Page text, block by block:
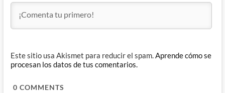
Este sitio usa Akismet para reducir el spam.Aprende cómo se
procesan los datos de tus comentarios.
0 COMMENTS